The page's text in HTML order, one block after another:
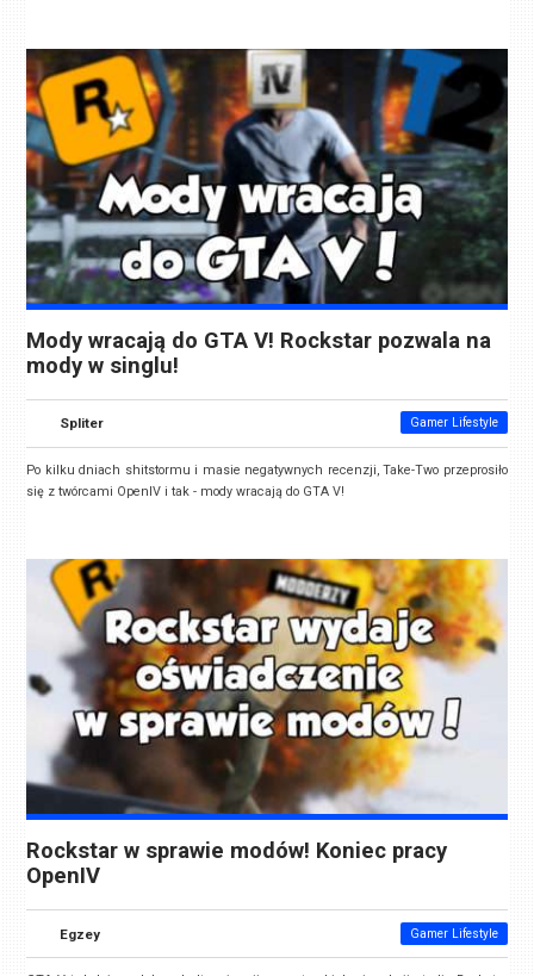
Mody wracają do GTA V! Rockstar pozwala na
mody w singlu!
Spliter Gamer Lifestyle
Po kilku dniach shitstormu i masie negatywnych recenzji, Take-Two przeprosiło
się z twórcami OpenIV i tak - mody wracają do GTA V!
Rockstar w sprawie modów! Koniec pracy
OpenIV
Egzey Gamer Lifestyle